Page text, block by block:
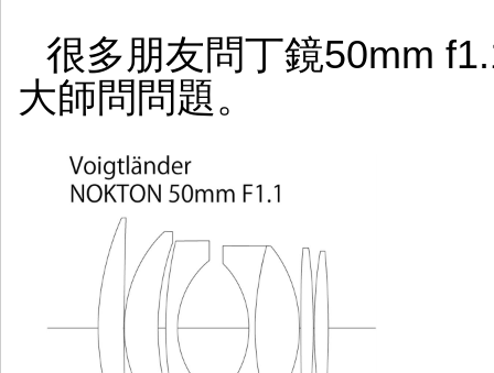
很多朋友問丁鏡50mm
大師問問題。